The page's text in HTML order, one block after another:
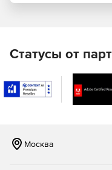
для получения
батиметрическая
контактные
которых является
Статусы от
Москва